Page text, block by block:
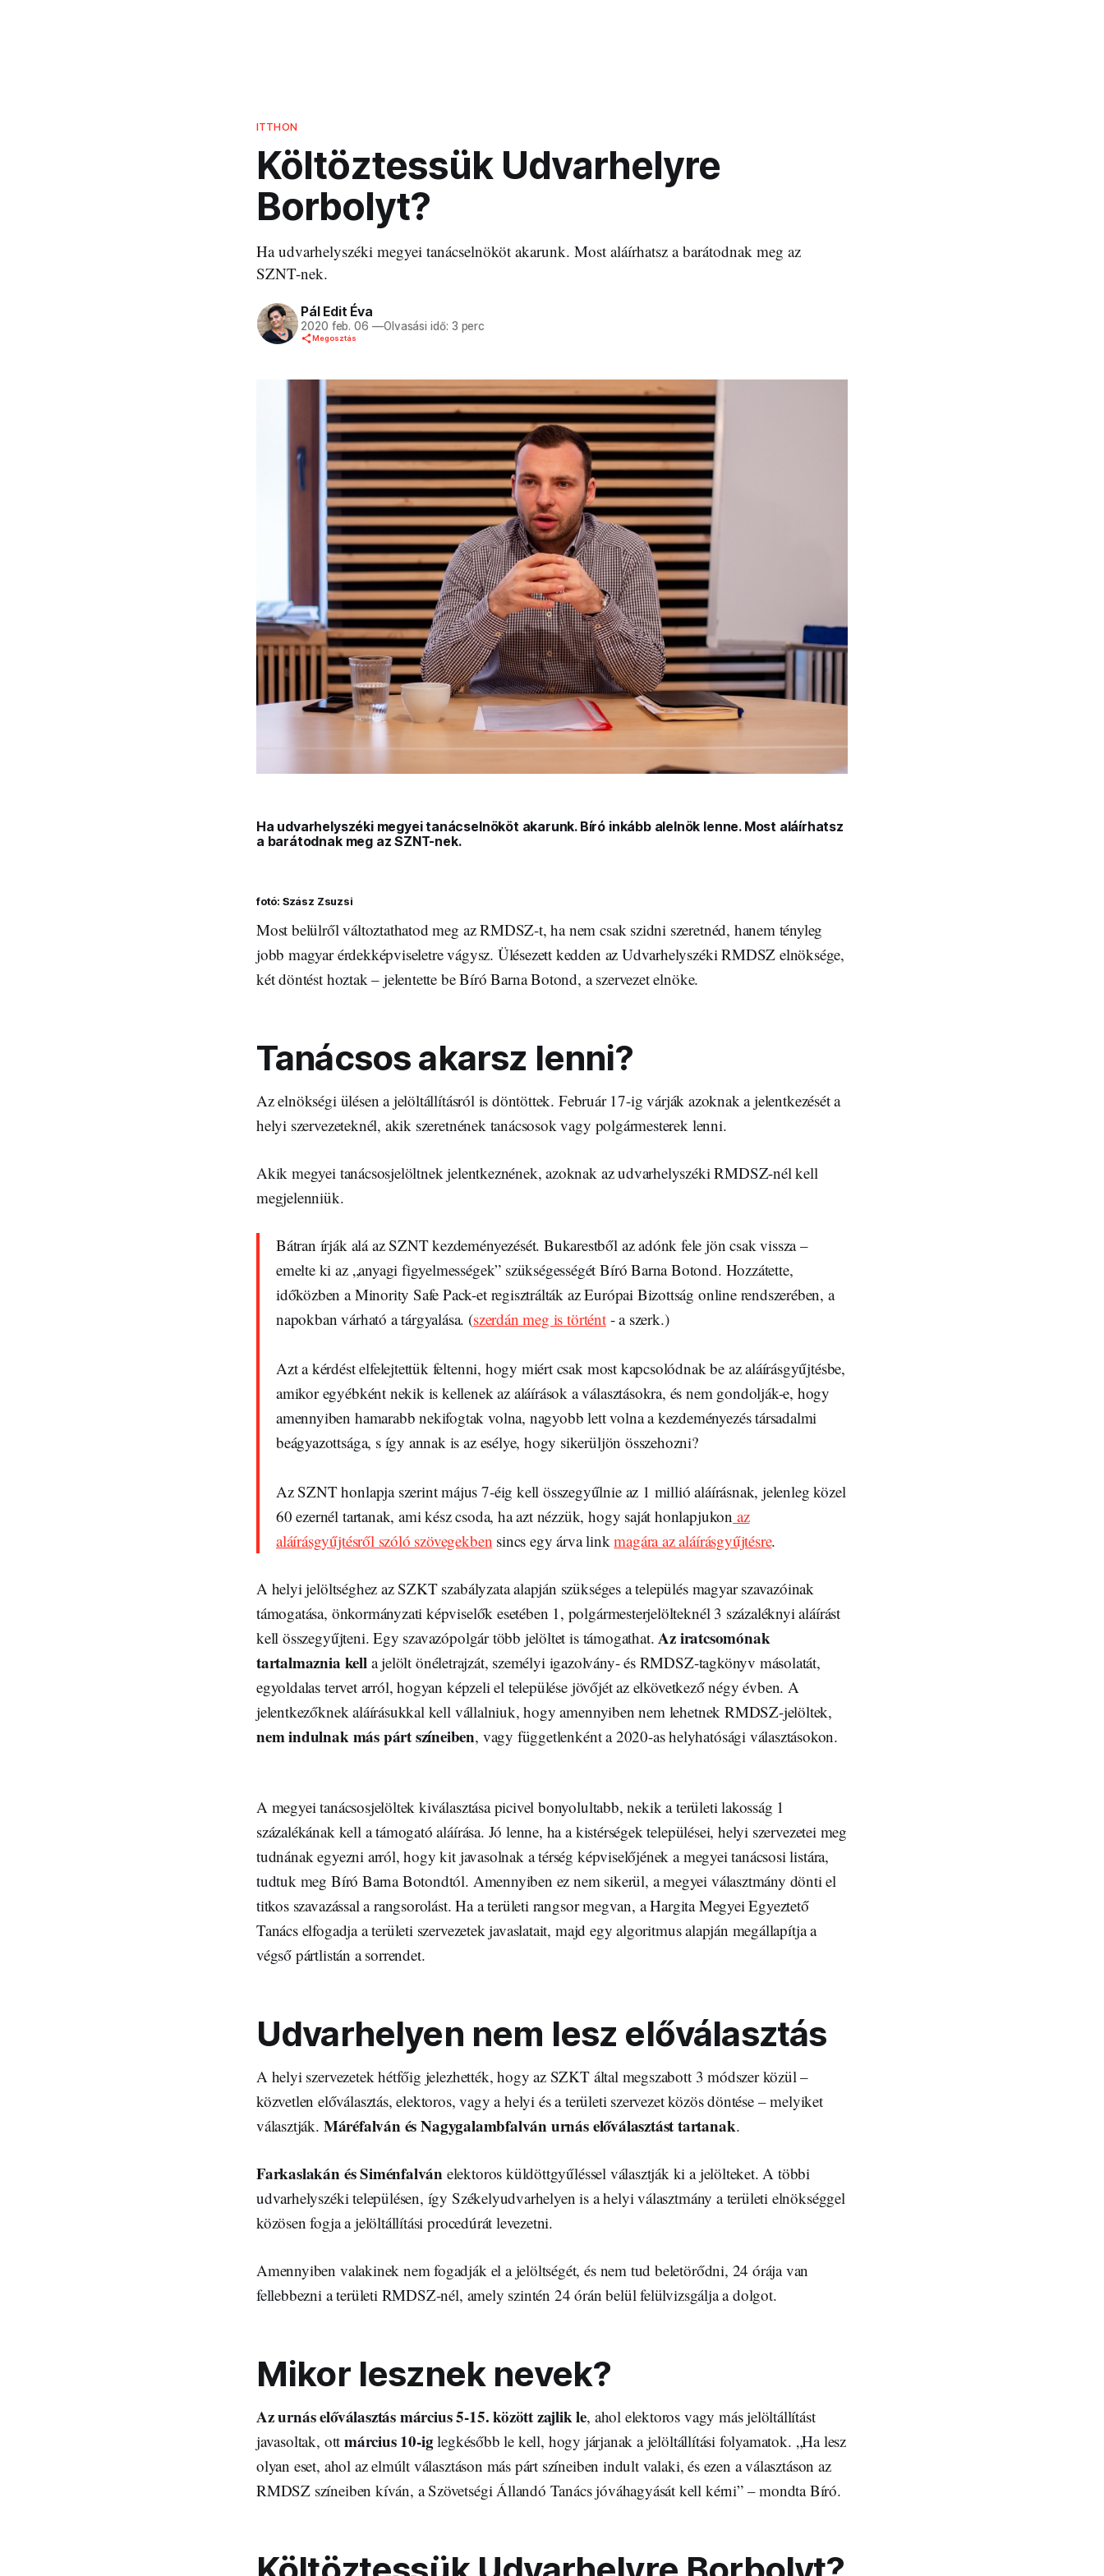
ITTHON
Költöztessük Udvarhelyre
Borbolyt?
Ha udvarhelyszéki megyei tanácselnököt akarunk. Most aláírhatsz a barátodnak meg az
SZNT-nek.
Pál Edit Éva
2020 feb. 06 —Olvasási idő: 3 perc
Megosztás
Ha udvarhelyszéki megyei tanácselnököt akarunk. Bíró inkább alelnök lenne. Most aláírhatsz
a barátodnak meg az SZNT-nek.
fotó: Szász Zsuzsi
Most belülről változtathatod meg az RMDSZ-t, ha nem csak szidni szeretnéd, hanem tényleg
jobb magyar érdekképviseletre vágysz. Ülésezett kedden az Udvarhelyszéki RMDSZ elnöksége,
két döntést hoztak – jelentette be Bíró Barna Botond, a szervezet elnöke.
Tanácsos akarsz lenni?
Az elnökségi ülésen a jelöltállításról is döntöttek. Február 17-ig várják azoknak a jelentkezését a
helyi szervezeteknél, akik szeretnének tanácsosok vagy polgármesterek lenni.
Akik megyei tanácsosjelöltnek jelentkeznének, azoknak az udvarhelyszéki RMDSZ-nél kell
megjelenniük.
Bátran írják alá az SZNT kezdeményezését. Bukarestből az adónk fele jön csak vissza –
emelte ki az „anyagi figyelmességek” szükségességét Bíró Barna Botond. Hozzátette,
időközben a Minority Safe Pack-et regisztrálták az Európai Bizottság online rendszerében, a
napokban várható a tárgyalása. (szerdán meg is történt- a szerk.)
Azt a kérdést elfelejtettük feltenni, hogy miért csak most kapcsolódnak be az aláírásgyűjtésbe,
amikor egyébként nekik is kellenek az aláírások a választásokra, és nem gondolják-e, hogy
amennyiben hamarabb nekifogtak volna, nagyobb lett volna a kezdeményezés társadalmi
beágyazottsága, s így annak is az esélye, hogy sikerüljön összehozni?
Az SZNT honlapja szerint május 7-éig kell összegyűlnie az 1 millió aláírásnak, jelenleg közel
60 ezernél tartanak, ami kész csoda, ha azt nézzük, hogy saját honlapjukon az
aláírásgyűjtésről szóló szövegekben sincs egy árva linkmagára az aláírásgyűjtésre.
A helyi jelöltséghez az SZKT szabályzata alapján szükséges a település magyar szavazóinak
támogatása, önkormányzati képviselők esetében 1, polgármesterjelölteknél 3 százaléknyi aláírást
kell összegyűjteni. Egy szavazópolgár több jelöltet is támogathat. Az iratcsomónak
tartalmaznia kell a jelölt önéletrajzát, személyi igazolvány- és RMDSZ-tagkönyv másolatát,
egyoldalas tervet arról, hogyan képzeli el települése jövőjét az elkövetkező négy évben. A
jelentkezőknek aláírásukkal kell vállalniuk, hogy amennyiben nem lehetnek RMDSZ-jelöltek,
nem indulnak más párt színeiben, vagy függetlenként a 2020-as helyhatósági választásokon.
A megyei tanácsosjelöltek kiválasztása picivel bonyolultabb, nekik a területi lakosság 1
százalékának kell a támogató aláírása. Jó lenne, ha a kistérségek települései, helyi szervezetei meg
tudnának egyezni arról, hogy kit javasolnak a térség képviselőjének a megyei tanácsosi listára,
tudtuk meg Bíró Barna Botondtól. Amennyiben ez nem sikerül, a megyei választmány dönti el
titkos szavazással a rangsorolást. Ha a területi rangsor megvan, a Hargita Megyei Egyeztető
Tanács elfogadja a területi szervezetek javaslatait, majd egy algoritmus alapján megállapítja a
végső pártlistán a sorrendet.
Udvarhelyen nem lesz előválasztás
A helyi szervezetek hétfőig jelezhették, hogy az SZKT által megszabott 3 módszer közül –
közvetlen előválasztás, elektoros, vagy a helyi és a területi szervezet közös döntése – melyiket
választják. Máréfalván és Nagygalambfalván urnás előválasztást tartanak.
Farkaslakán és Siménfalván elektoros küldöttgyűléssel választják ki a jelölteket. A többi
udvarhelyszéki településen, így Székelyudvarhelyen is a helyi választmány a területi elnökséggel
közösen fogja a jelöltállítási procedúrát levezetni.
Amennyiben valakinek nem fogadják el a jelöltségét, és nem tud beletörődni, 24 órája van
fellebbezni a területi RMDSZ-nél, amely szintén 24 órán belül felülvizsgálja a dolgot.
Mikor lesznek nevek?
Az urnás előválasztás március 5-15. között zajlik le, ahol elektoros vagy más jelöltállítást
javasoltak, ott március 10-iglegkésőbb le kell, hogy járjanak a jelöltállítási folyamatok. „Ha lesz
olyan eset, ahol az elmúlt választáson más párt színeiben indult valaki, és ezen a választáson az
RMDSZ színeiben kíván, a Szövetségi Állandó Tanács jóváhagyását kell kérni” – mondta Bíró.